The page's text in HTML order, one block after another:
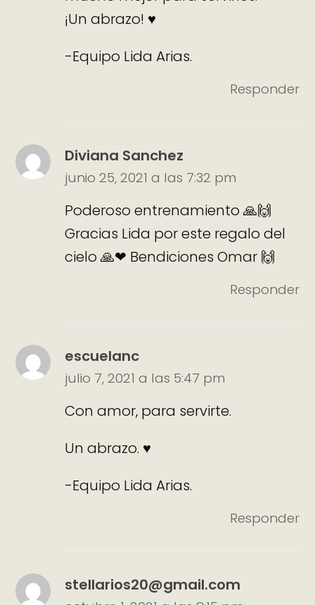
¡Un abrazo! ♥
-Equipo Lida Arias.
Responder
Diviana Sanchez
junio 25, 2021 a las 7:32 pm
Poderoso entrenamiento 🙏🙌
Gracias Lida por este regalo del
cielo 🙏❤ Bendiciones Omar 🙌
Responder
escuelanc
julio 7, 2021 a las 5:47 pm
Con amor, para servirte.
Un abrazo. ♥
-Equipo Lida Arias.
Responder
stellarios20@gmail.com